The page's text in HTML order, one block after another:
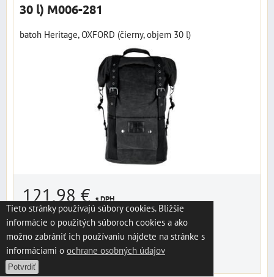
30 l) M006-281
batoh Heritage, OXFORD (čierny, objem 30 l)
121,98 €s DPH
Dostupnosť:dodanie do 3 dní
ks DO KOŠÍKA
Tieto stránky používajú súbory cookies. Bližšie
informácie o použitých súboroch cookies a ako
možno zabrániť ich používaniu nájdete na stránke s
informáciami o ochrane osobných údajov
Potvrdiť